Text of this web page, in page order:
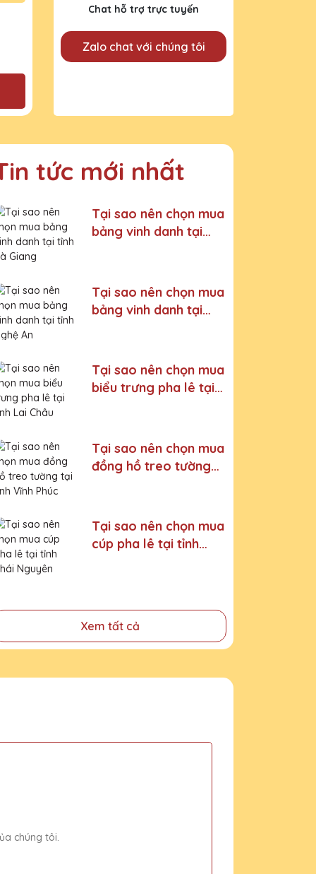
Chat hỗ trợ trực tuyến
Zalo chat với chúng tôi
tức mới nhất
Tại sao nên chọn mua
bảng vinh danh tại
Tại sao nên chọn mua
bảng vinh danh tại
Tại sao nên chọn mua
biểu trưng pha lê tại
Tại sao nên chọn mua
đồng hồ treo tường
Tại sao nên chọn mua
cúp pha lê tại tỉnh
Xem tất cả
chúng tôi.